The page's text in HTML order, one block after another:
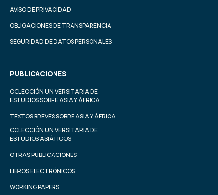
AVISO DE PRIVACIDAD
OBLIGACIONES DE TRANSPARENCIA
SEGURIDAD DE DATOS PERSONALES
PUBLICACIONES
COLECCIÓN UNIVERSITARIA DE
ESTUDIOS SOBRE ASIA Y ÁFRICA
TEXTOS BREVES SOBRE ASIA Y ÁFRICA
COLECCIÓN UNIVERSITARIA DE
ESTUDIOS ASIÁTICOS
OTRAS PUBLICACIONES
LIBROS ELECTRÓNICOS
WORKING PAPERS